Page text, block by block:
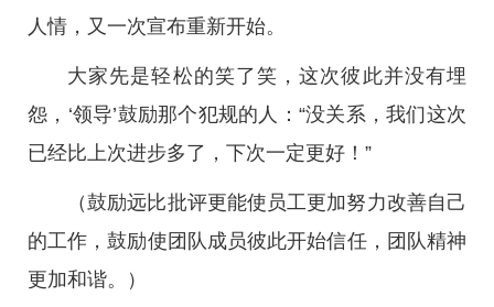
人情，又一次宣布重新开始。
大家先是轻松的笑了笑，这次彼此并没有埋
怨，‘领导’鼓励那个犯规的人：“没关系，我们这次
已经比上次进步多了，下次一定更好！”
（鼓励远比批评更能使员工更加努力改善自己
的工作，鼓励使团队成员彼此开始信任，团队精神
更加和谐。）